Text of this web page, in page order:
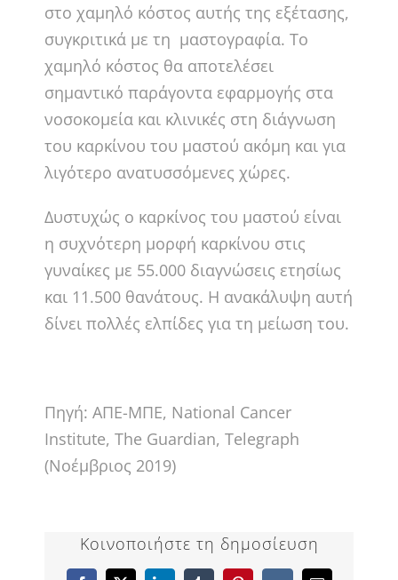
στο χαμηλό κόστος αυτής της εξέτασης,
συγκριτικά με τη μαστογραφία. Το
χαμηλό κόστος θα αποτελέσει
σημαντικό παράγοντα εφαρμογής στα
νοσοκομεία και κλινικές στη διάγνωση
του καρκίνου του μαστού ακόμη και για
λιγότερο ανατυσσόμενες χώρες.
Δυστυχώς ο καρκίνος του μαστού είναι
η συχνότερη μορφή καρκίνου στις
γυναίκες με 55.000 διαγνώσεις ετησίως
και 11.500 θανάτους. Η ανακάλυψη αυτή
δίνει πολλές ελπίδες για τη μείωση του.
Πηγή: ΑΠΕ-ΜΠΕ, Νational Cancer
Institute, The Guardian, Telegraph
(Νοέμβριος 2019)
Κοινοποιήστε τη δημοσίευση